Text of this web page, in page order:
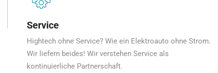
Service
Hightech ohne Service? Wie ein Elektroauto ohne Strom.
Wir liefern beides! Wir verstehen Service als
kontinuierliche Partnerschaft.